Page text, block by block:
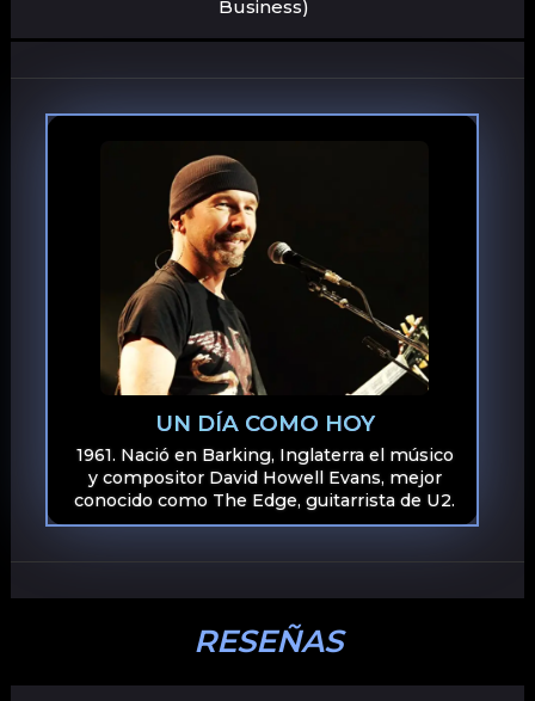
Business)
UN DÍA COMO HOY
1961. Nació en Barking, Inglaterra el músico
y compositor David Howell Evans, mejor
conocido como The Edge, guitarrista de U2.
RESEÑAS